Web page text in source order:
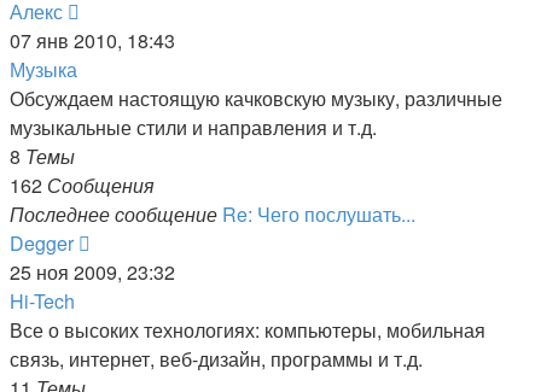
Алекс
к
сообщению
07 янв 2010, 18:43
Музыка
Обсуждаем настоящую качковскую музыку, различные
музыкальные стили и направления и т.д.
8 Темы
162 Сообщения
Последнее сообщение Re: Чего послушать...
Degger
к
сообщению
25 ноя 2009, 23:32
Hi-Tech
Все о высоких технологиях: компьютеры, мобильная
связь, интернет, веб-дизайн, программы и т.д.